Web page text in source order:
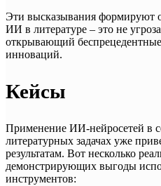
Эти высказывания формируют
ИИ в литературе – это не
открывающий
инноваций.
Кейсы
Применение ИИ-нейросетей в
литературных задачах уже
результатам. Вот несколько
демонстрирующих выгоды
инструментов: